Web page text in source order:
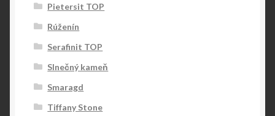
Pietersit TOP
Rúženín
Serafinit TOP
Slnečný kameň
Smaragd
Tiffany Stone